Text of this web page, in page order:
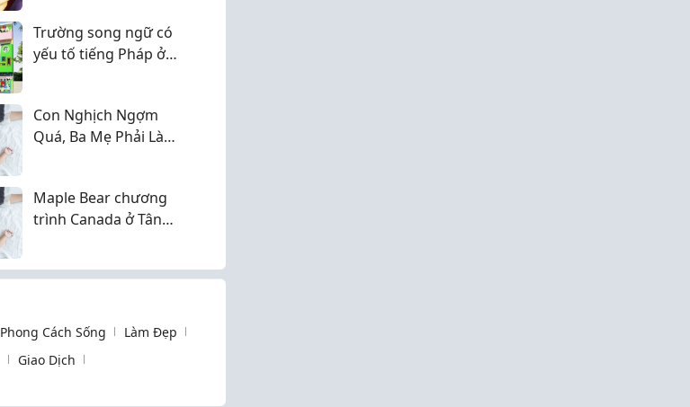
TRÙNG
Trường song ngữ có
yếu tố tiếng Pháp ở
Con Nghịch Ngợm
Quá, Ba Mẹ Phải Làm
Không Cần La Hét
Maple Bear chương
trình Canada ở Tân
Phong Cách Sống
Làm Đẹp
Giao Dịch